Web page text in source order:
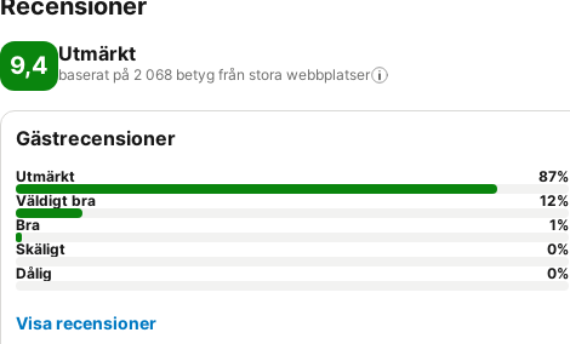
Recensioner
9,4 Utmärkt
baserat på 2 068 betyg från stora webbplatser
Gästrecensioner
Utmärkt 87%
Väldigt bra
12%
Bra
1%
Skäligt
0%
Dålig
0%
Visa recensioner